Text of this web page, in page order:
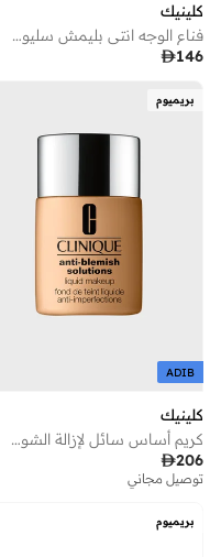
كلينيك
فناع الوجه انتي بليمش سليوشن اويل
146
بريميوم
ADIB
كلينيك
كريم أساس سائل لإزالة الشوائب 30 مل - دبليو ان 46 جولدن نيوترال
206
توصيل مجاني
بريميوم